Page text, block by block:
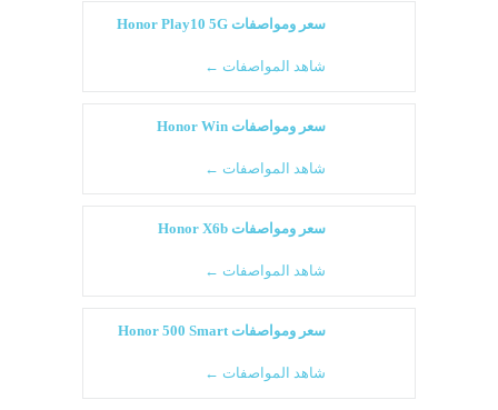
سعر ومواصفات Honor Play10 5G
شاهد المواصفات ←
سعر ومواصفات Honor Win
شاهد المواصفات ←
سعر ومواصفات Honor X6b
شاهد المواصفات ←
سعر ومواصفات Honor 500 Smart
شاهد المواصفات ←